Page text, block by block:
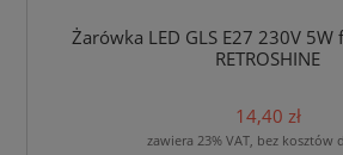
Żarówka LED GLS E27 230V
RETROSHINE
14,40 zł
zawiera 23% VAT, bez kosztów